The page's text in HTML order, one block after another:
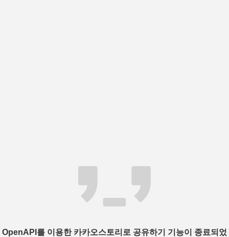
OpenAPI를 이용한 카카오스토리로 공유하기 기능이 종료되었